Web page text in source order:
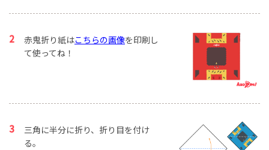
赤鬼折り紙はこちらの画像を印刷し
て使ってね！
三角に半分に折り、折り目を付け
る。